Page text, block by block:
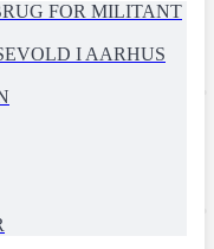
FOR MILITANT
I AARHUS